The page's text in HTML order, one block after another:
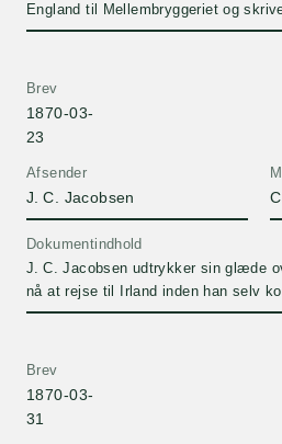
England til Mellembryggeriet og
forestående rejse.
Afsender
J. C. Jacobsen
Brev
1870-03-
23
Dokumentindhold
J. C. Jacobsen udtrykker sin glæde
nå at rejse til Irland inden han selv
eksport af øl til England og
Brev
1870-03-
31